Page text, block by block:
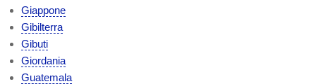
Giappone
Gibilterra
Gibuti
Giordania
Guatemala